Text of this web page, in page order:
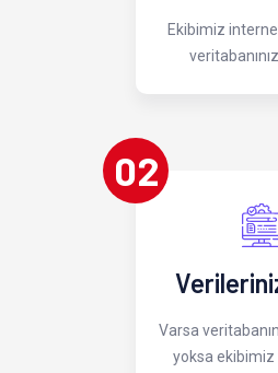
Ekibimiz
02
Varsa
yoksa ekibimiz